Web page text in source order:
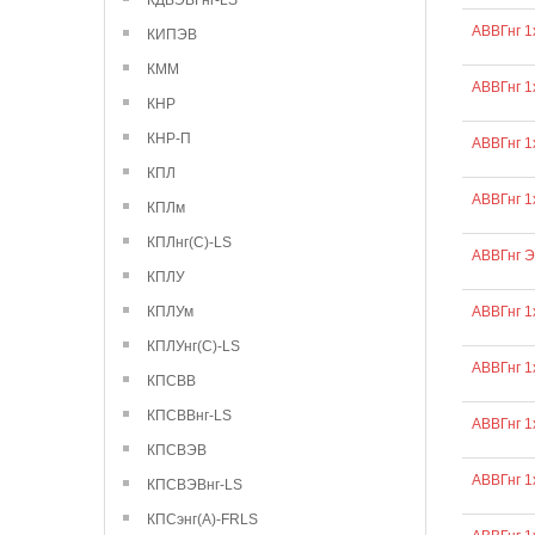
КИПЭВ
КММ
КНР
КНР-П
КПЛ
КПЛм
КПЛнг(С)-LS
КПЛУ
КПЛУм
КПЛУнг(С)-LS
КПСВВ
КПСВВнг-LS
КПСВЭВ
КПСВЭВнг-LS
КПСэнг(А)-FRLS
АВВГнг
АВВГнг
АВВГнг
АВВГнг
АВВГнг
АВВГнг
АВВГнг
АВВГнг
АВВГнг